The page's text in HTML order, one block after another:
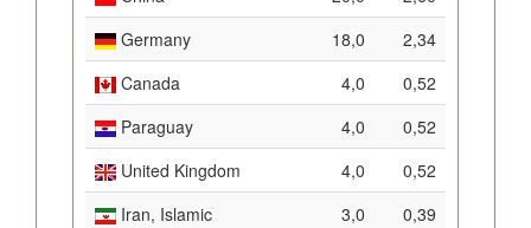
Germany
18,0
2,34
Canada
4,0
0,52
Paraguay
4,0
0,52
United Kingdom
4,0
0,52
Iran, Islamic
3,0 0,39